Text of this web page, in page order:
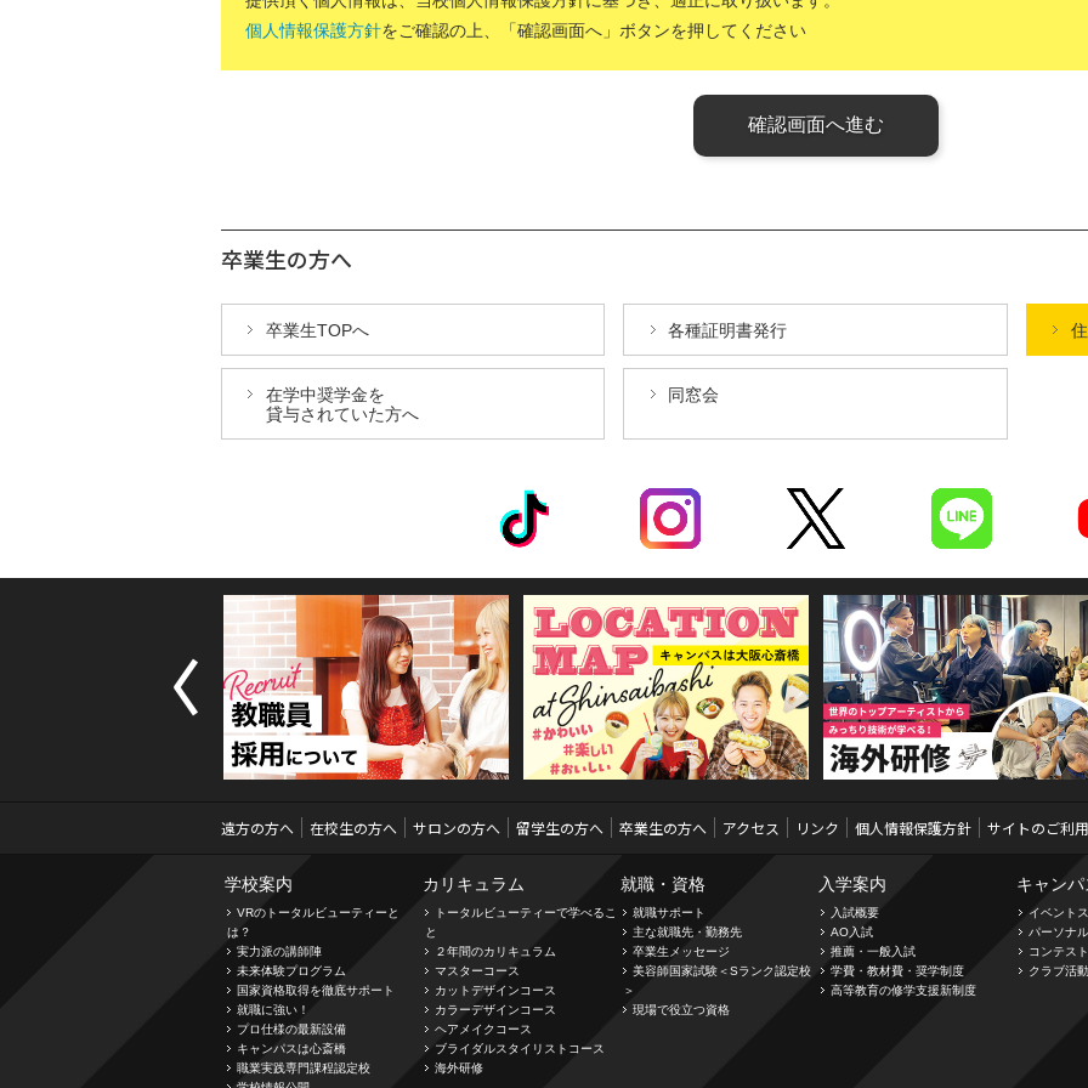
個人情報保護方針をご確認の上、「確認画面へ」ボタンを押してください
確認画面へ進む
卒業生の方へ
卒業生TOPへ 各種証明書発行
在学中奨学金を
貸与されていた方へ
同窓会
Prev
遠方の方へ 在校生の方へ サロンの方へ 留学生の方へ 卒業生の方へ アクセス リンク 個人情報保護方針 サイトのご利
学校案内
VRのトータルビューティーと
は？
実力派の講師陣
未来体験プログラム
国家資格取得を徹底サポート
就職に強い！
プロ仕様の最新設備
キャンパスは心斎橋
職業実践専門課程認定校
カリキュラム
トータルビューティーで学べるこ
と
２年間のカリキュラム
マスターコース
カットデザインコース
カラーデザインコース
ヘアメイクコース
ブライダルスタイリストコース
海外研修
就職・資格
就職サポート
主な就職先・勤務先
卒業生メッセージ
美容師国家試験＜Sランク認定校
＞
現場で役立つ資格
入学案内
入試概要
AO入試
推薦・一般入試
学費・教材費・奨学制度
高等教育の修学支援新制度
キャン
イベント
パーソナ
コンテス
クラブ活動